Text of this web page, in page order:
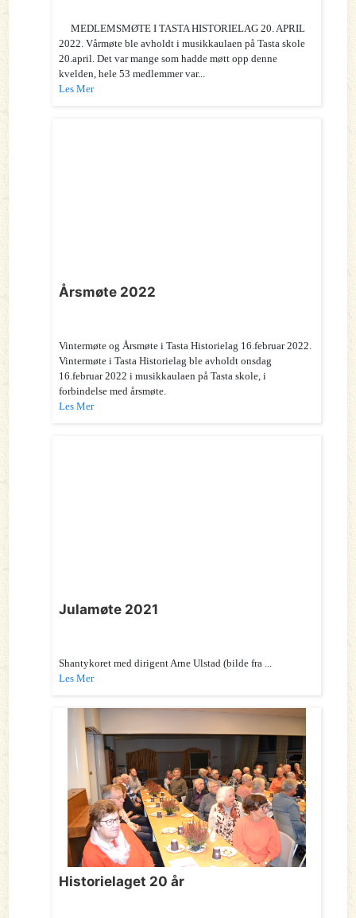
MEDLEMSMØTE I TASTA HISTORIELAG 20. APRIL
2022. Vårmøte ble avholdt i musikkaulaen på Tasta skole
20.april. Det var mange som hadde møtt opp denne
kvelden, hele 53 medlemmer var...
Les Mer
Årsmøte 2022
Vintermøte og Årsmøte i Tasta Historielag 16.februar 2022.
Vintermøte i Tasta Historielag ble avholdt onsdag
16.februar 2022 i musikkaulaen på Tasta skole, i
forbindelse med årsmøte.
Les Mer
Julamøte 2021
Shantykoret med dirigent Arne Ulstad (bilde fra ...
Les Mer
Historielaget 20 år